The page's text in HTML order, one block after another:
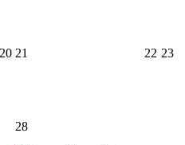
20 21 22 23
28